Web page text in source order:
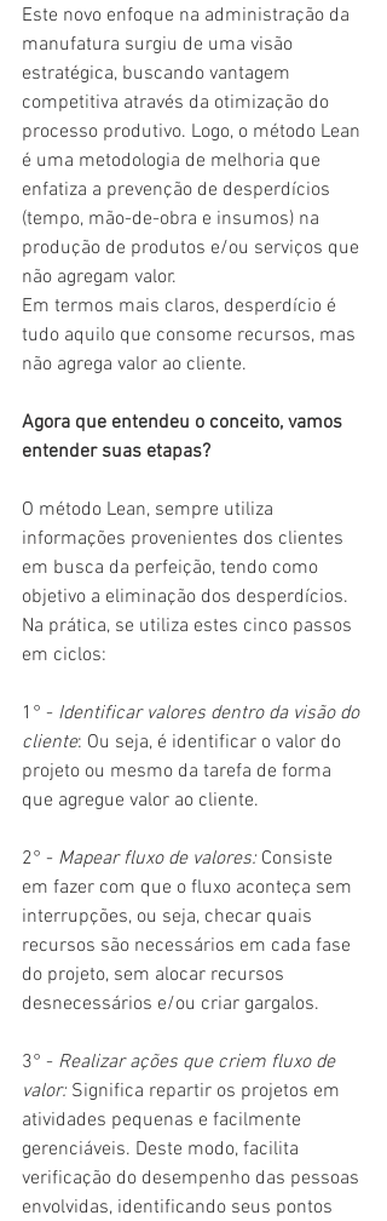
Este novo enfoque na administração da
manufatura surgiu de uma visão
estratégica, buscando vantagem
competitiva através da otimização do
processo produtivo. Logo, o método Lean
é uma metodologia de melhoria que
enfatiza a prevenção de desperdícios
(tempo, mão-de-obra e insumos) na
produção de produtos e/ou serviços que
não agregam valor.
Em termos mais claros, desperdício é
tudo aquilo que consome recursos, mas
não agrega valor ao cliente.
Agora que entendeu o conceito, vamos
entender suas etapas?
O método Lean, sempre utiliza
informações provenientes dos clientes
em busca da perfeição, tendo como
objetivo a eliminação dos desperdícios.
Na prática, se utiliza estes cinco passos
em ciclos:
1° - Identificar valores dentro da visão do
cliente: Ou seja, é identificar o valor do
projeto ou mesmo da tarefa de forma
que agregue valor ao cliente.
2° - Mapear fluxo de valores: Consiste
em fazer com que o fluxo aconteça sem
interrupções, ou seja, checar quais
recursos são necessários em cada fase
do projeto, sem alocar recursos
desnecessários e/ou criar gargalos.
3° - Realizar ações que criem fluxo de
valor: Significa repartir os projetos em
atividades pequenas e facilmente
gerenciáveis. Deste modo, facilita
verificação do desempenho das pessoas
envolvidas, identificando seus pontos